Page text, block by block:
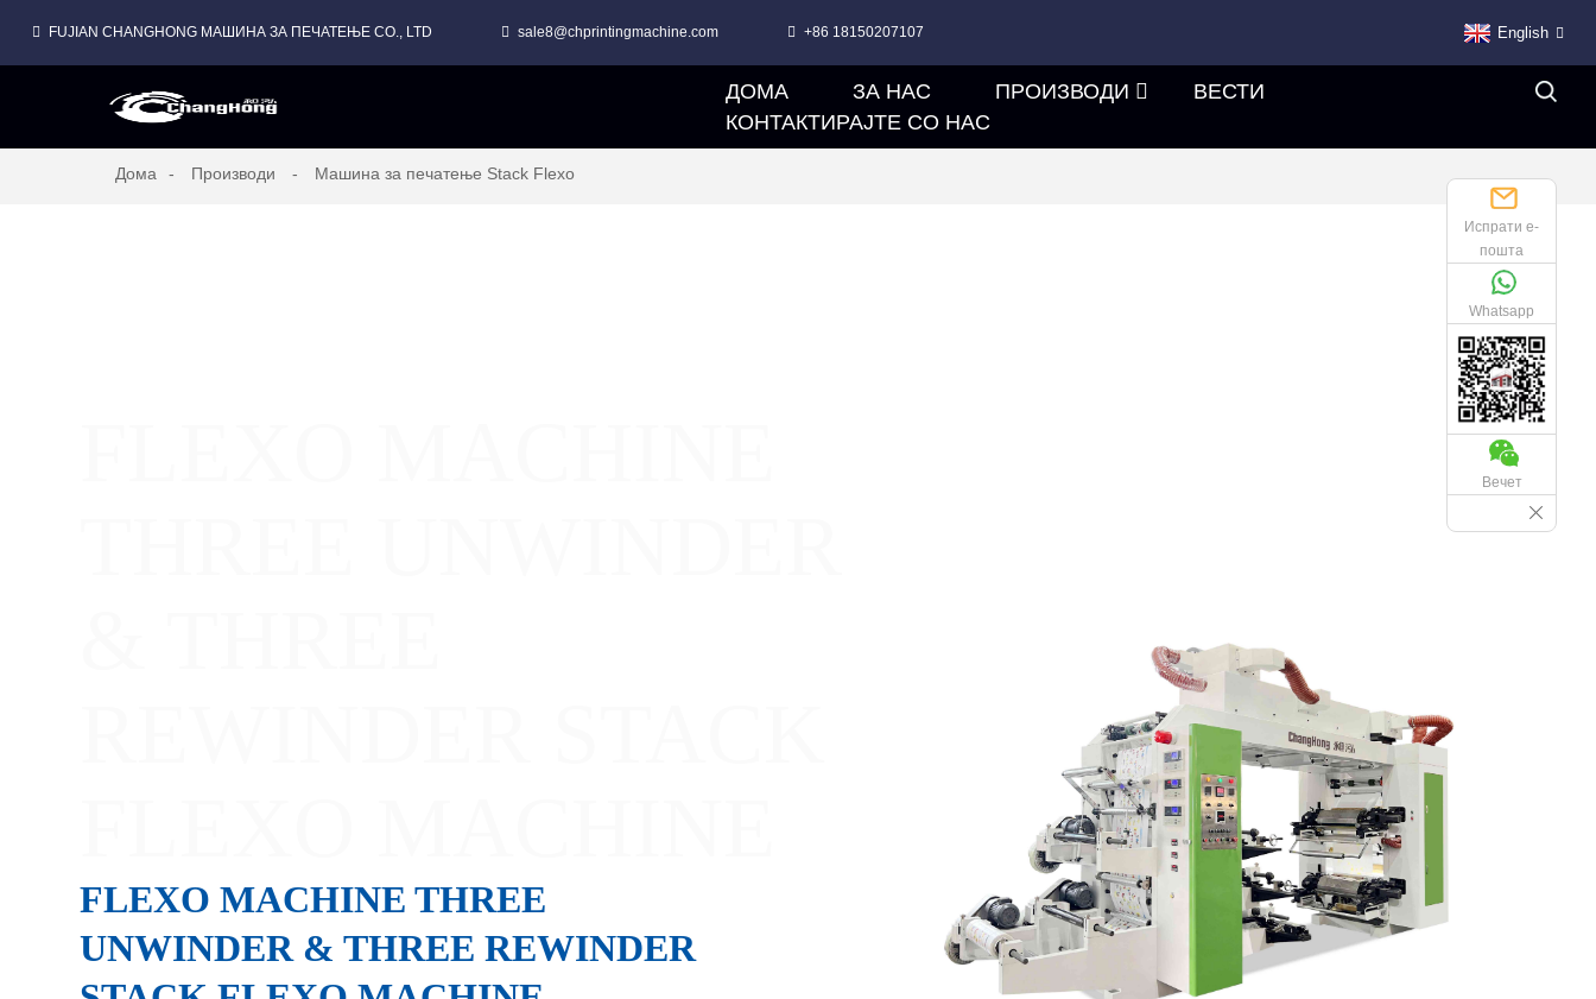
FUJIAN CHANGHONG МАШИНА ЗА ПЕЧАТЕЊЕ CO., LTD sale8@chprintingmachine.com +86 18150207107 English
ДОМА ЗА НАС ПРОИЗВОДИ
ВЕСТИ
КОНТАКТИРАЈТЕ СО НАС
Дома Производи Машина за печатење Stack Flexo
FLEXO MACHINE THREE
UNWINDER & THREE REWINDER
Испрати е-
пошта
Whatsapp
Вечет